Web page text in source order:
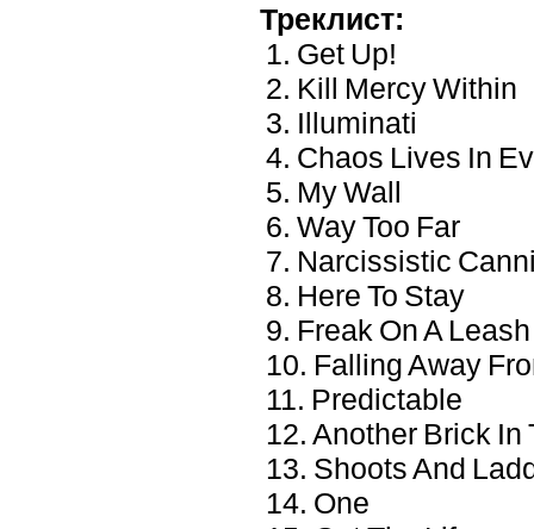
Треклист:
1. Get Up!
2. Kill Mercy Within
3. Illuminati
4. Chaos Lives In
5. My Wall
6. Way Too Far
7. Narcissistic
8. Here To Stay
9. Freak On A Leash
10. Falling Away
11. Predictable
12. Another Brick In
13. Shoots And
14. One